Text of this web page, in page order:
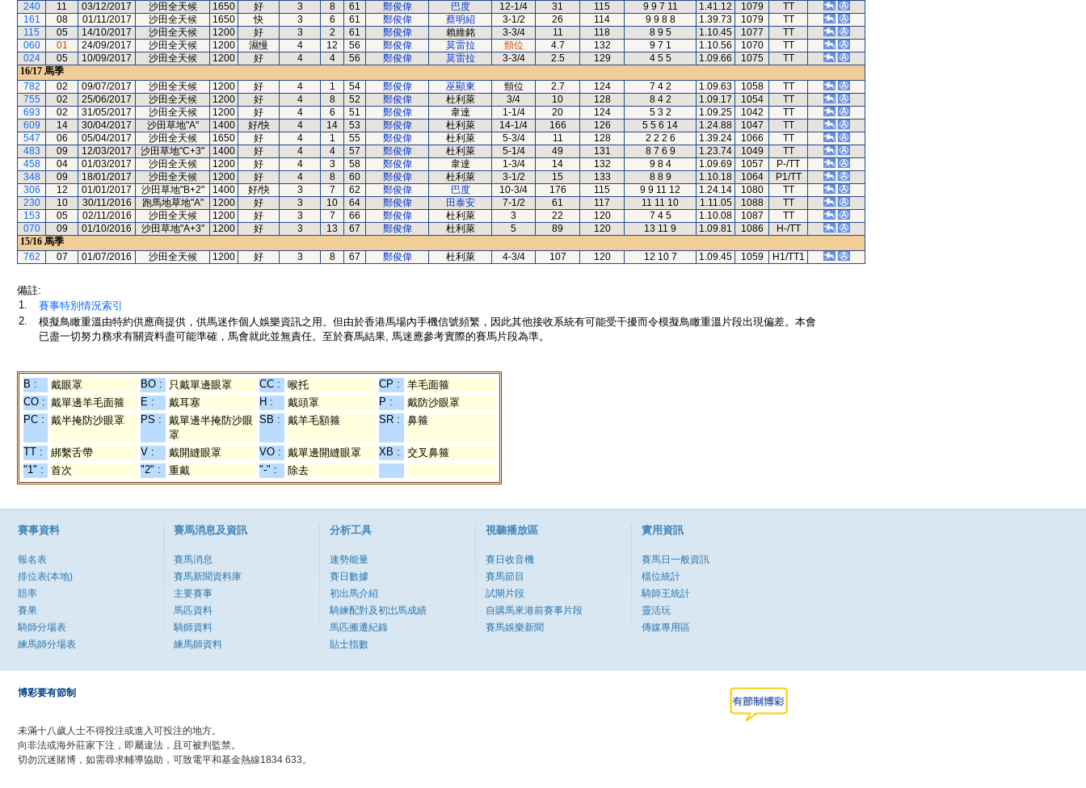
240
11 03/12/2017 沙田全天候 1650 好 3 8 61 鄭俊偉 巴度 12-1/4 31 115 9 9 7 11 1.41.12 1079
TT
161
08 01/11/2017 沙田全天候 1650 快 3 6 61 鄭俊偉 蔡明紹 3-1/2 26 114 9 9 8 8 1.39.73 1079
TT
115
05 14/10/2017 沙田全天候 1200 好 3 2 61 鄭俊偉 賴維銘 3-3/4 11 118 8 9 5 1.10.45 1077
TT
060
01 24/09/2017 沙田全天候 1200 濕慢 4 12 56 鄭俊偉 莫雷拉 頸位 4.7 132 9 7 1 1.10.56 1070
TT
024
05 10/09/2017 沙田全天候 1200 好 4 4 56 鄭俊偉 莫雷拉 3-3/4 2.5 129 4 5 5 1.09.66 1075
TT
16/17 馬季
782
02 09/07/2017 沙田全天候 1200 好 4 1 54 鄭俊偉 巫顯東 頸位 2.7 124 7 4 2 1.09.63 1058
TT
755
02 25/06/2017 沙田全天候 1200 好 4 8 52 鄭俊偉 杜利萊 3/4 10 128 8 4 2 1.09.17 1054
TT
693
02 31/05/2017 沙田全天候 1200 好 4 6 51 鄭俊偉 韋達 1-1/4 20 124 5 3 2 1.09.25 1042
TT
609
14 30/04/2017 沙田草地"A" 1400 好/快 4 14 53 鄭俊偉 杜利萊 14-1/4 166 126 5 5 6 14 1.24.88 1047
TT
547
06 05/04/2017 沙田全天候 1650 好 4 1 55 鄭俊偉 杜利萊 5-3/4 11 128 2 2 2 6 1.39.24 1066
TT
483
09 12/03/2017 沙田草地"C+3" 1400 好 4 4 57 鄭俊偉 杜利萊 5-1/4 49 131 8 7 6 9 1.23.74 1049
TT
458
04 01/03/2017 沙田全天候 1200 好 4 3 58 鄭俊偉 韋達 1-3/4 14 132 9 8 4 1.09.69 1057
P-/TT
348
09 18/01/2017 沙田全天候 1200 好 4 8 60 鄭俊偉 杜利萊 3-1/2 15 133 8 8 9 1.10.18 1064
P1/TT
306
12 01/01/2017 沙田草地"B+2" 1400 好/快 3 7 62 鄭俊偉 巴度 10-3/4 176 115 9 9 11 12 1.24.14 1080
TT
230
10 30/11/2016 跑馬地草地"A" 1200 好 3 10 64 鄭俊偉 田泰安 7-1/2 61 117 11 11 10 1.11.05 1088
TT
153
05 02/11/2016 沙田全天候 1200 好 3 7 66 鄭俊偉 杜利萊 3 22 120 7 4 5 1.10.08 1087
TT
070
09 01/10/2016 沙田草地"A+3" 1200 好 3 13 67 鄭俊偉 杜利萊 5 89 120 13 11 9 1.09.81 1086
H-/TT
15/16 馬季
762
07 01/07/2016 沙田全天候 1200 好 3 8 67 鄭俊偉 杜利萊 4-3/4 107 120 12 10 7 1.09.45 1059 H1/TT1
備註:
1.
賽事特別情況索引
2.
模擬鳥瞰重溫由特約供應商提供，供馬迷作個人娛樂資訊之用。但由於香港馬場內手機信號頻繁，因此其他接收系統有可能受干擾而令模擬鳥瞰重溫片段出現偏差。本會
已盡一切努力務求有關資料盡可能準確，馬會就此並無責任。至於賽馬結果, 馬迷應參考實際的賽馬片段為準。
B : 戴眼罩 BO : 只戴單邊眼罩 CC : 喉托 CP :
羊毛面箍
CO : 戴單邊羊毛面箍 E : 戴耳塞 H : 戴頭罩 P :
戴防沙眼罩
PC : 戴半掩防沙眼罩 PS :
戴單邊半掩防沙眼
罩
SB : 戴羊毛額箍 SR : 鼻箍
TT : 綁繫舌帶 V : 戴開縫眼罩 VO : 戴單邊開縫眼罩 XB :
交叉鼻箍
"1" :
首次 "2" : 重戴 "-" : 除去
賽事資料
報名表
排位表(本地)
賠率
賽果
騎師分場表
練馬師分場表
賽馬消息及資訊
賽馬消息
賽馬新聞資料庫
主要賽事
馬匹資料
騎師資料
練馬師資料
分析工具
速勢能量
賽日數據
初出馬介紹
騎練配對及初岀馬成績
馬匹搬遷紀錄
貼士指數
視聽播放區
賽日收音機
賽馬節目
試閘片段
自購馬來港前賽事片段
賽馬娛樂新聞
實用資訊
賽馬日一般資訊
檔位統計
騎師王統計
靈活玩
傳媒專用區
博彩要有節制
未滿十八歲人士不得投注或進入可投注的地方。
向非法或海外莊家下注，即屬違法，且可被判監禁。
切勿沉迷賭博，如需尋求輔導協助，可致電平和基金熱線1834 633。